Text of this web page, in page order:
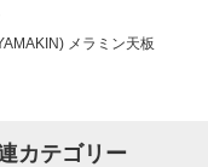
メラミン天板
カテゴリー